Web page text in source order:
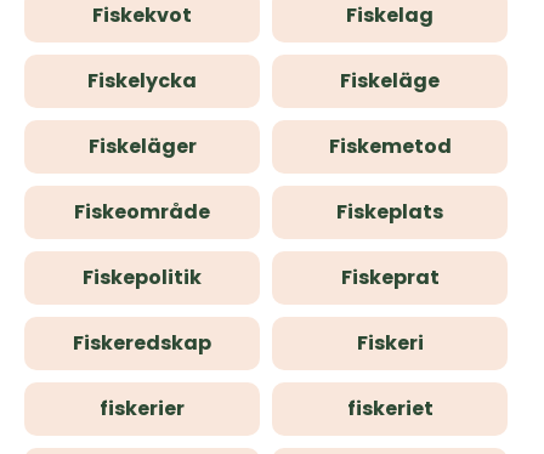
Fiskekvot Fiskelag
Fiskelycka Fiskeläge
Fiskeläger Fiskemetod
Fiskeområde Fiskeplats
Fiskepolitik Fiskeprat
Fiskeredskap Fiskeri
fiskerier fiskeriet